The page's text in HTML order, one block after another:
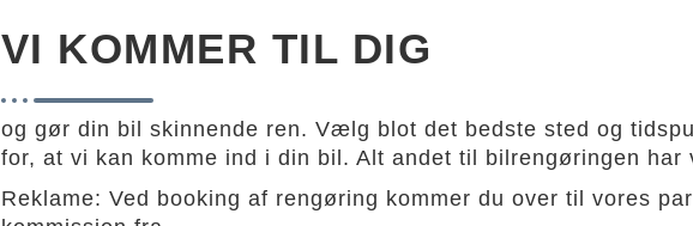
VI KOMMER TIL DIG
og gør din bil skinnende ren. Vælg blot det bedste sted og
for, at vi kan komme ind i din bil. Alt andet til bilrengøringen har
Reklame: Ved booking af rengøring kommer du over til vores